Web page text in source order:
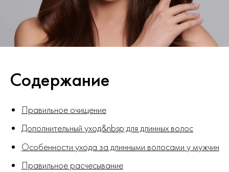
Содержание
Правильное очищение
Дополнительный уход&nbsp;для длинных волос
Особенности ухода за длинными волосами у мужчин
Правильное расчесывание